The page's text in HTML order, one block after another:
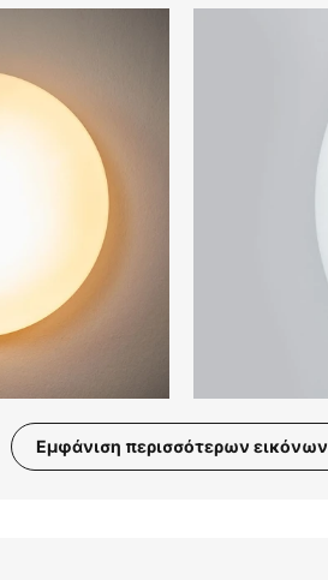
Εμφάνιση περισσότερων εικόνων